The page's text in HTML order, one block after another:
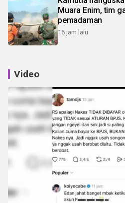
Muara Enim, tim
pemadaman
16 jam lalu
Video